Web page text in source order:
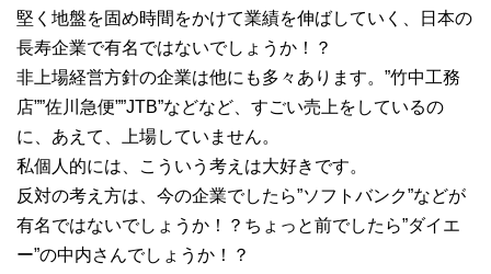
堅く地盤を固め時間をかけて業績を伸ばしていく、日本の
長寿企業で有名ではないでしょうか！？
非上場経営方針の企業は他にも多々あります。”竹中工務
店””佐川急便””JTB”などなど、すごい売上をしているの
に、あえて、上場していません。
私個人的には、こういう考えは大好きです。
反対の考え方は、今の企業でしたら”ソフトバンク”などが
有名ではないでしょうか！？ちょっと前でしたら”ダイエ
ー”の中内さんでしょうか！？